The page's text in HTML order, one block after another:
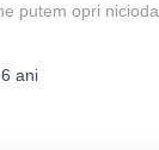
putem opri
6 ani